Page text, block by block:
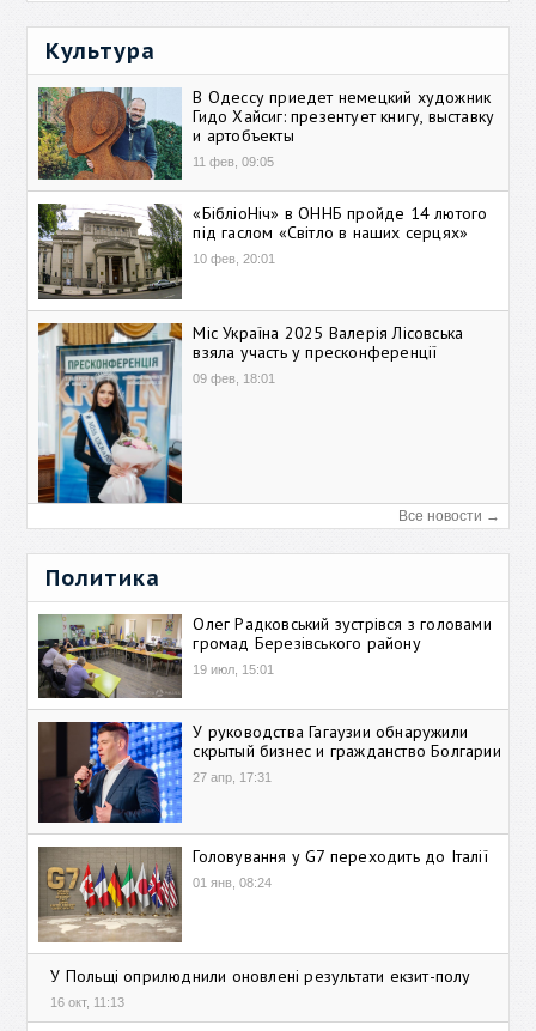
Культура
В Одессу приедет немецкий художник
Гидо Хайсиг: презентует книгу, выставку
и артобъекты
11 фев, 09:05
«БібліоНіч» в ОННБ пройде 14 лютого
під гаслом «Світло в наших серцях»
10 фев, 20:01
Міс Україна 2025 Валерія Лісовська
взяла участь у пресконференції
09 фев, 18:01
Все новости →
Политика
Олег Радковський зустрівся з головами
громад Березівського району
19 июл, 15:01
У руководства Гагаузии обнаружили
скрытый бизнес и гражданство Болгарии
27 апр, 17:31
Головування у G7 переходить до Італії
01 янв, 08:24
У Польщі оприлюднили оновлені результати екзит-полу
16 окт, 11:13